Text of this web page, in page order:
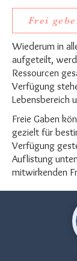
Frei
Wiederum in
aufgeteilt,
Ressourcen
Verfügung
Lebensbereich
Freie Gaben
gezielt für
Verfügung
Auflistung
mitwirkenden